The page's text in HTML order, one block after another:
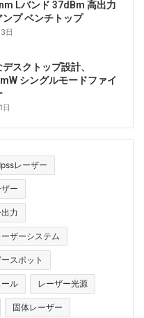
帯が狭いという欠点を
性を有する。ヒートシ
化すると、発光の中
線幅は基本的に維持さ
めて高い温度安定性を
ーザを使用する。伝送
．２２の開口数を有す
約〜700μm、M1は
、レーザーの結晶サイ
プした結晶をインジ
クに入れる。 M2は
反応フィルムシステム
射防止と1064nmの高
され、1064nmと
Lバンド 37dBm 高出力
プ ベンチトップ
日
スクトップ設計、
シングルモードファイ
日
レーザー
ー
力
ザーシステム
スポット
ル レーザー光源
固体レーザー